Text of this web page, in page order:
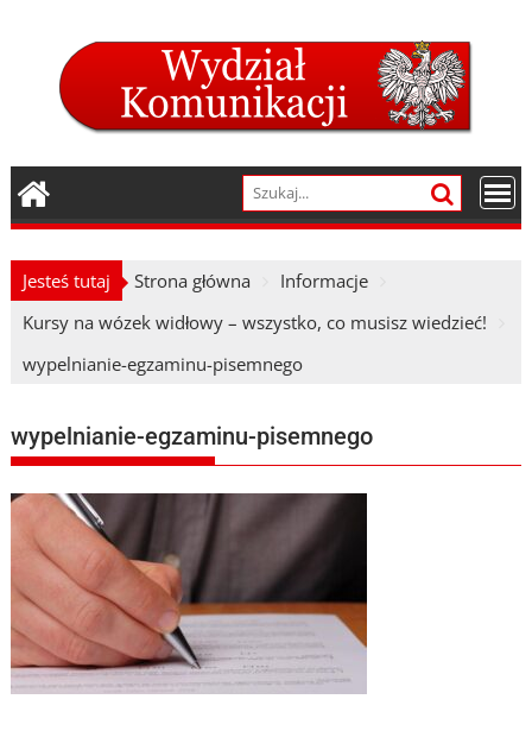
Jesteś tutaj Strona główna
Informacje
Kursy na wózek widłowy – wszystko, co musisz wiedzieć!
wypelnianie-egzaminu-pisemnego
wypelnianie-egzaminu-pisemnego